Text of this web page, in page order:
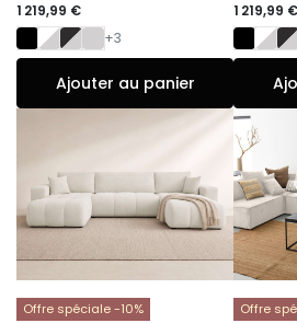
1 219,99 €
+3
Ajouter au panier
1 219,99 €
Offre spéciale -10% Offre